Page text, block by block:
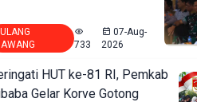
733
07-Aug-
2026
HUT ke-81 RI, Pemkab
Gelar Korve Gotong